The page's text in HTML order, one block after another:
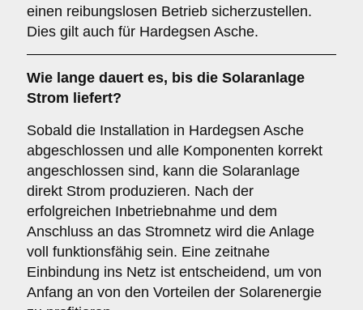
einen reibungslosen Betrieb sicherzustellen.
Dies gilt auch für Hardegsen Asche.
Wie lange dauert es, bis die Solaranlage
Strom liefert?
Sobald die Installation in Hardegsen Asche
abgeschlossen und alle Komponenten korrekt
angeschlossen sind, kann die Solaranlage
direkt Strom produzieren. Nach der
erfolgreichen Inbetriebnahme und dem
Anschluss an das Stromnetz wird die Anlage
voll funktionsfähig sein. Eine zeitnahe
Einbindung ins Netz ist entscheidend, um von
Anfang an von den Vorteilen der Solarenergie